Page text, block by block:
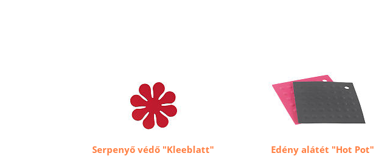
Serpenyő védő "Kleeblatt" Edény alátét "Hot Pot"